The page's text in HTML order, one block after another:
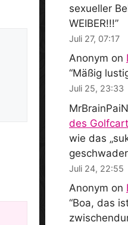
sexueller
WEIBER!!!”
Juli 27, 07:17
Anonym on
“Mäßig
Juli 25, 23:33
MrBrainPaiN
des
wie das
Juli 24, 22:55
Anonym on
“Boa, das